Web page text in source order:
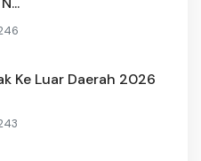
Ke Luar Daerah 2026